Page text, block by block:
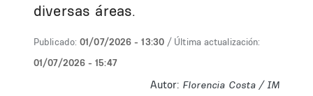
diversas áreas.
Publicado: 01/07/2026 - 13:30 / Última actualización:
01/07/2026 - 15:47
Autor: Florencia Costa / IM